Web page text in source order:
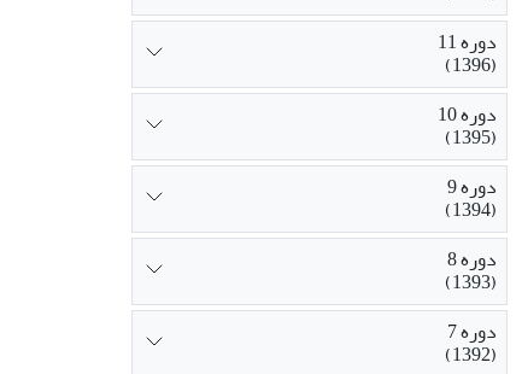
دوره 11
(1396)
دوره 10
(1395)
دوره 9
(1394)
دوره 8
(1393)
دوره 7
(1392)